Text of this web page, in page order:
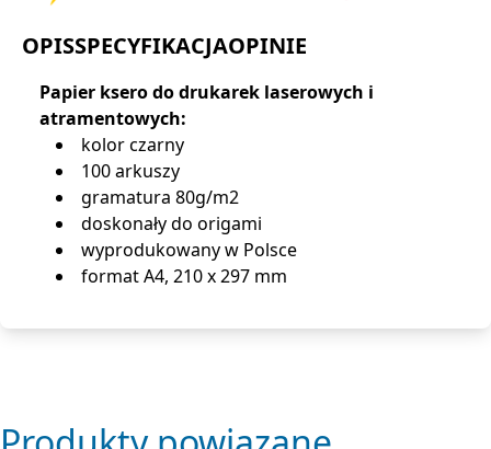
OPISSPECYFIKACJAOPINIE
Papier ksero do drukarek laserowych i
atramentowych:
kolor czarny
100 arkuszy
gramatura 80g/m2
doskonały do origami
wyprodukowany w Polsce
format A4, 210 x 297 mm